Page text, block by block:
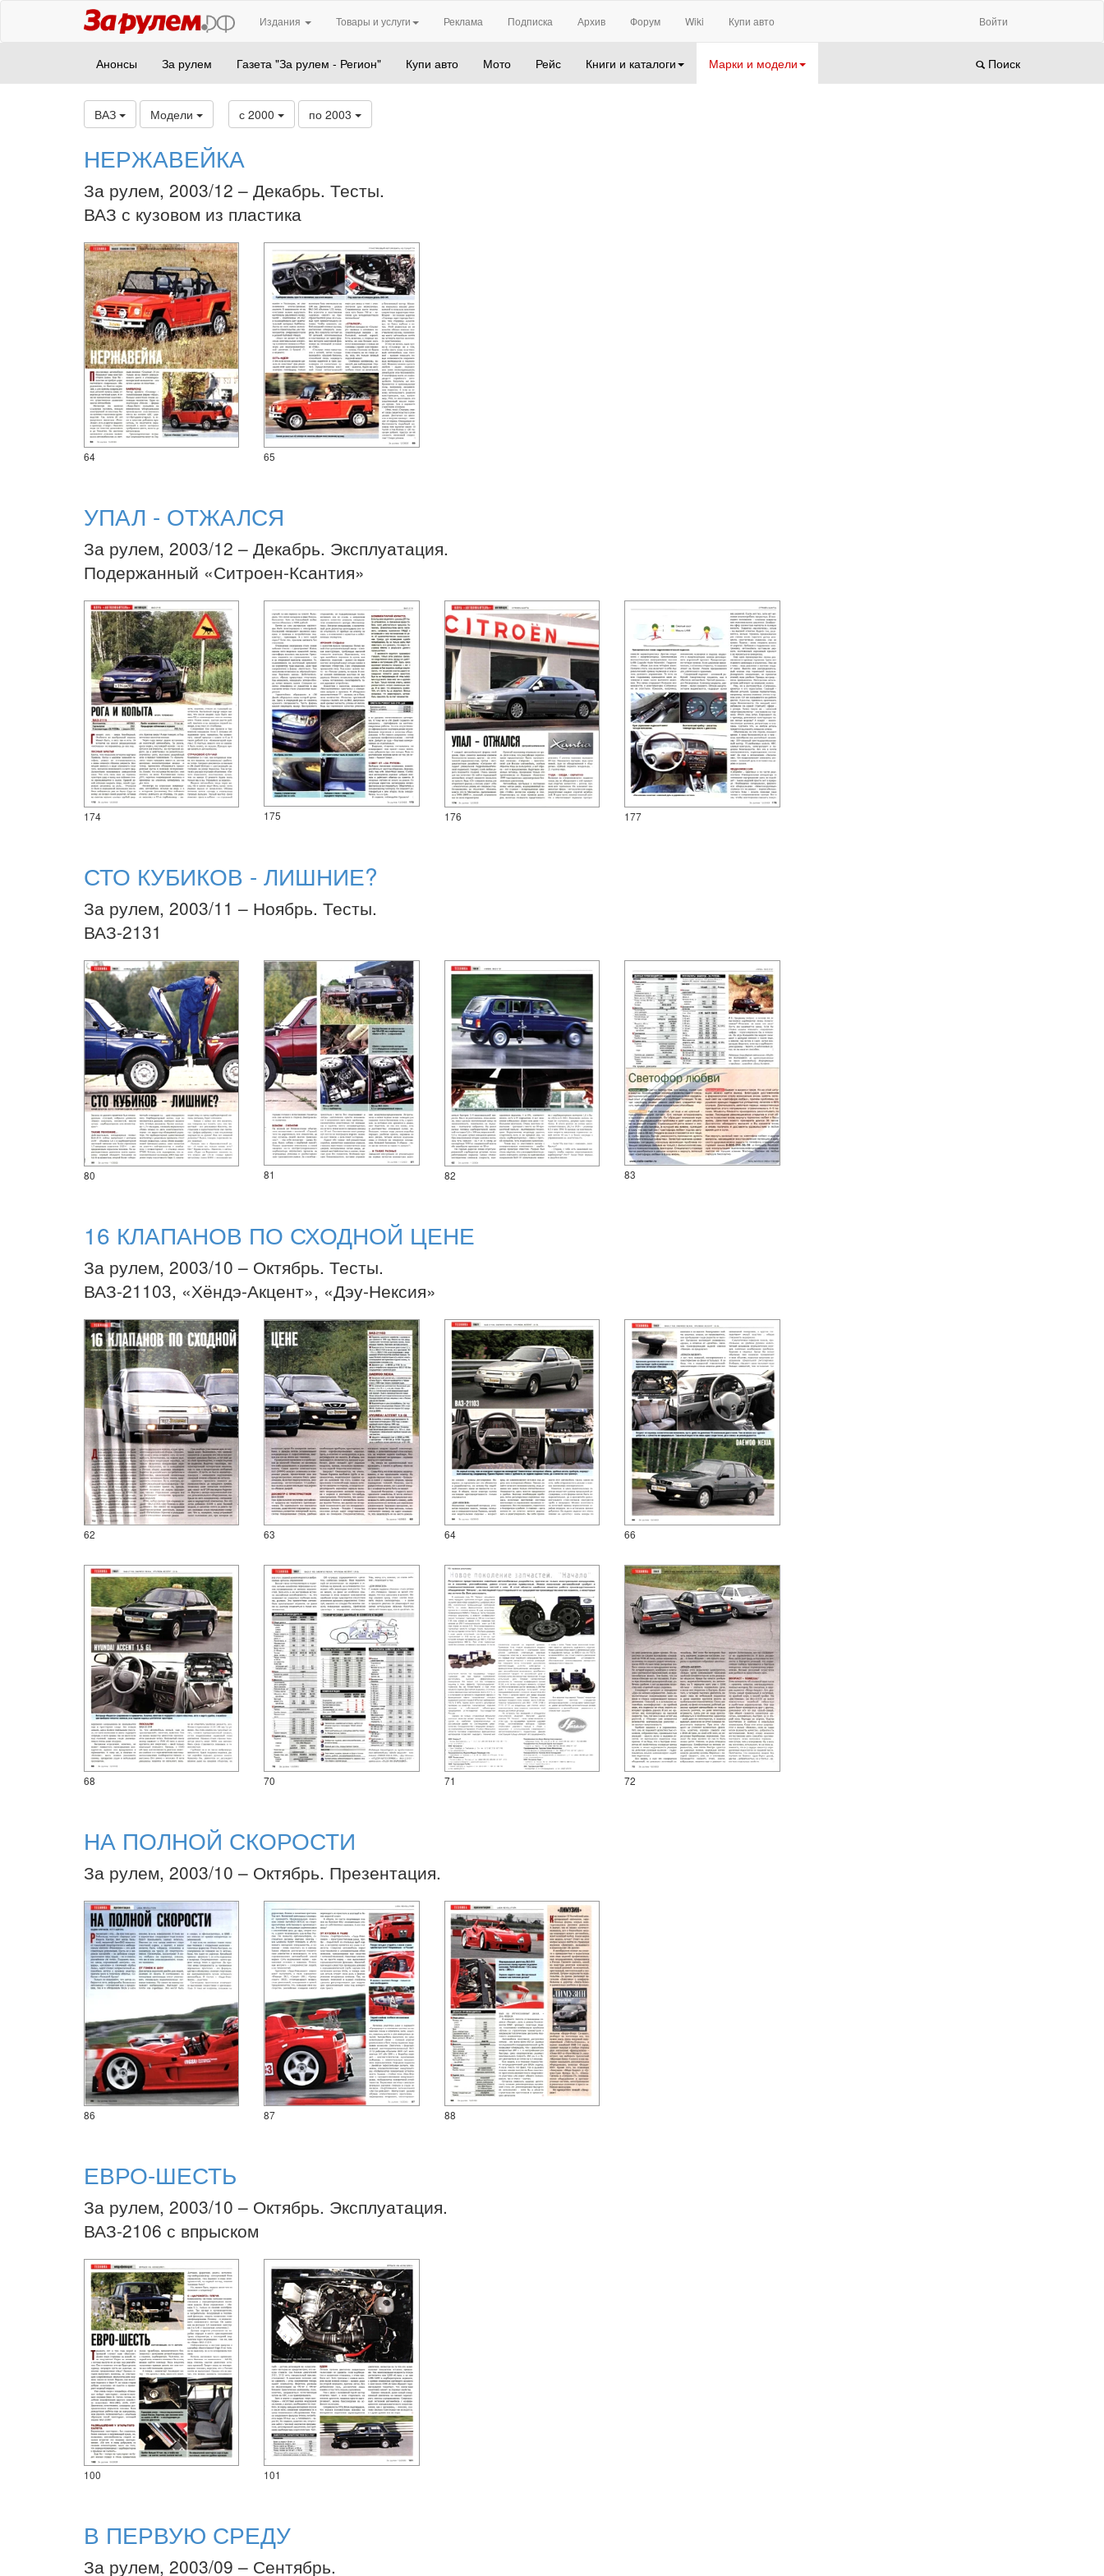
Издания Товары и услуги Реклама Подписка Архив Форум Wiki Купи авто Войти
Анонсы За рулем Газета "За рулем - Регион" Купи авто Мото Рейс Книги и каталоги Марки и модели Поиск
ВАЗ Модели с 2000 по 2003
НЕРЖАВЕЙКА
За рулем, 2003/12 – Декабрь. Тесты.
ВАЗ с кузовом из пластика
64 65
УПАЛ - ОТЖАЛСЯ
За рулем, 2003/12 – Декабрь. Эксплуатация.
Подержанный «Ситроен-Ксантия»
174 175 176 177
СТО КУБИКОВ - ЛИШНИЕ?
За рулем, 2003/11 – Ноябрь. Тесты.
ВАЗ-2131
80 81 82 83
16 КЛАПАНОВ ПО СХОДНОЙ ЦЕНЕ
За рулем, 2003/10 – Октябрь. Тесты.
ВАЗ-21103, «Хёндэ-Акцент», «Дэу-Нексия»
62 63 64 66
68 70 71 72
НА ПОЛНОЙ СКОРОСТИ
За рулем, 2003/10 – Октябрь. Презентация.
86 87 88
ЕВРО-ШЕСТЬ
За рулем, 2003/10 – Октябрь. Эксплуатация.
ВАЗ-2106 с впрыском
100 101
В ПЕРВУЮ СРЕДУ
За рулем, 2003/09 – Сентябрь.